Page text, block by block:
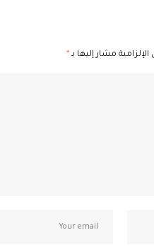
مشار إليها بـ*